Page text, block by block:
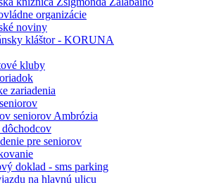
organizácie
noviny
kláštor - KORUNA
kluby
zariadenia
seniorov Ambrózia
pre seniorov
doklad - sms parking
na hlavnú ulicu